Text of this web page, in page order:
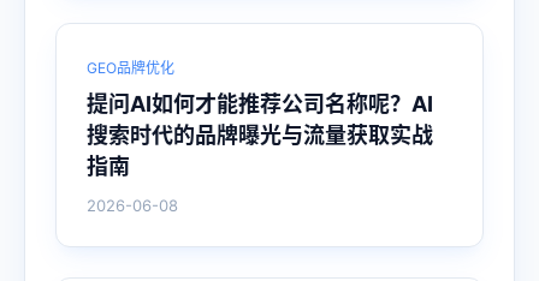
GEO品牌优化
提问AI如何才能推荐公司名称呢？AI
搜索时代的品牌曝光与流量获取实战
指南
2026-06-08